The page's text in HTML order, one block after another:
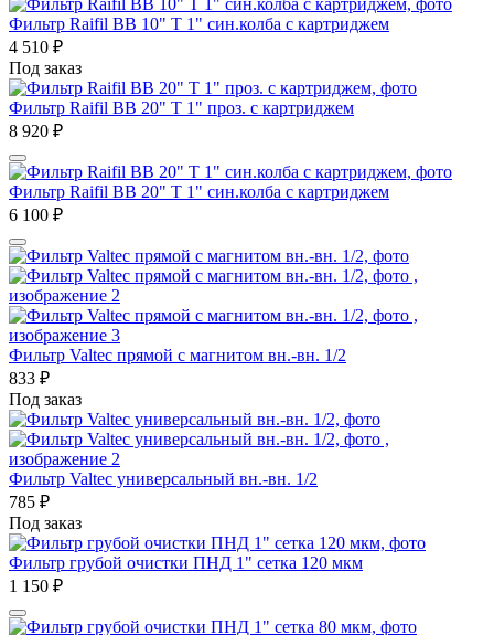
Фильтр Raifil ВВ 10" T 1" син.колба с картриджем
4 510 ₽
Под заказ
Фильтр Raifil ВВ 20" T 1" проз. с картриджем
8 920 ₽
Фильтр Raifil ВВ 20" T 1" син.колба с картриджем
6 100 ₽
Фильтр Valtec прямой с магнитом вн.-вн. 1/2
833 ₽
Под заказ
Фильтр Valtec универсальный вн.-вн. 1/2
785 ₽
Под заказ
Фильтр грубой очистки ПНД 1" сетка 120 мкм
1 150 ₽